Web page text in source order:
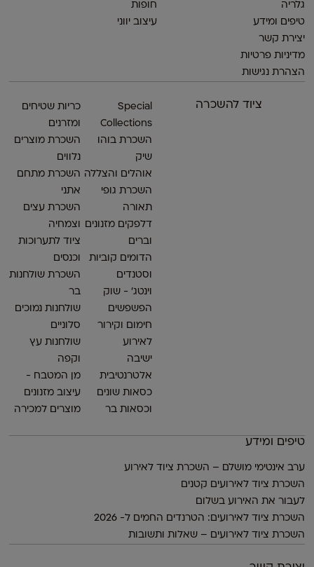
גלריה
טיפים ומידע
יצירת קשר
מדיניות פרטיות
הצהרת נגישות
ציוד להשכרה
Special
Collections
השכרת בוהו
שיק
אוהלים והצללה
השכרת גופי
תאורה
דלפקים מזנונים
וברים
הדומים קוביות
וסטנדים
וינטג׳ - שוק
הפשפשים
חימום וקירור
לאירוע
ישיבה
אלטרנטיבית
כסאות שונים
וכסאות בר
כריות שטיחים
ומזרנים
השכרת מוצרים
נלווים
השכרת מתחם
אתני
השכרת עצים
וצמחיה
ציוד לתערוכות
וכנסים
השכרת שולחנות
בר
שולחנות נמוכים
סלוניים
שולחנות עץ
וקפה
מן המטבח -
עיצוב מזנונים
מוצרים למכירה
חופות
עיצוב יווני
טיפים ומידע
ערב אינטימי מושלם – השכרת ציוד לאירוע
השכרת ציוד לאירועים קטנים
לעבור את האירוע בשלום
השכרת ציוד לאירועים: הטרנדים החמים ל- 2026
השכרת ציוד לאירועים – שאלות ותשובות